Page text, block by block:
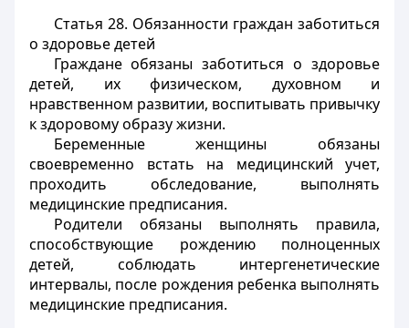
Статья 28. Обязанности граждан заботиться
о здоровье детей
Граждане обязаны заботиться о здоровье
детей, их физическом, духовном и
нравственном развитии, воспитывать привычку
к здоровому образу жизни.
Беременные женщины обязаны
своевременно встать на медицинский учет,
проходить обследование, выполнять
медицинские предписания.
Родители обязаны выполнять правила,
способствующие рождению полноценных
детей, соблюдать интергенетические
интервалы, после рождения ребенка выполнять
медицинские предписания.